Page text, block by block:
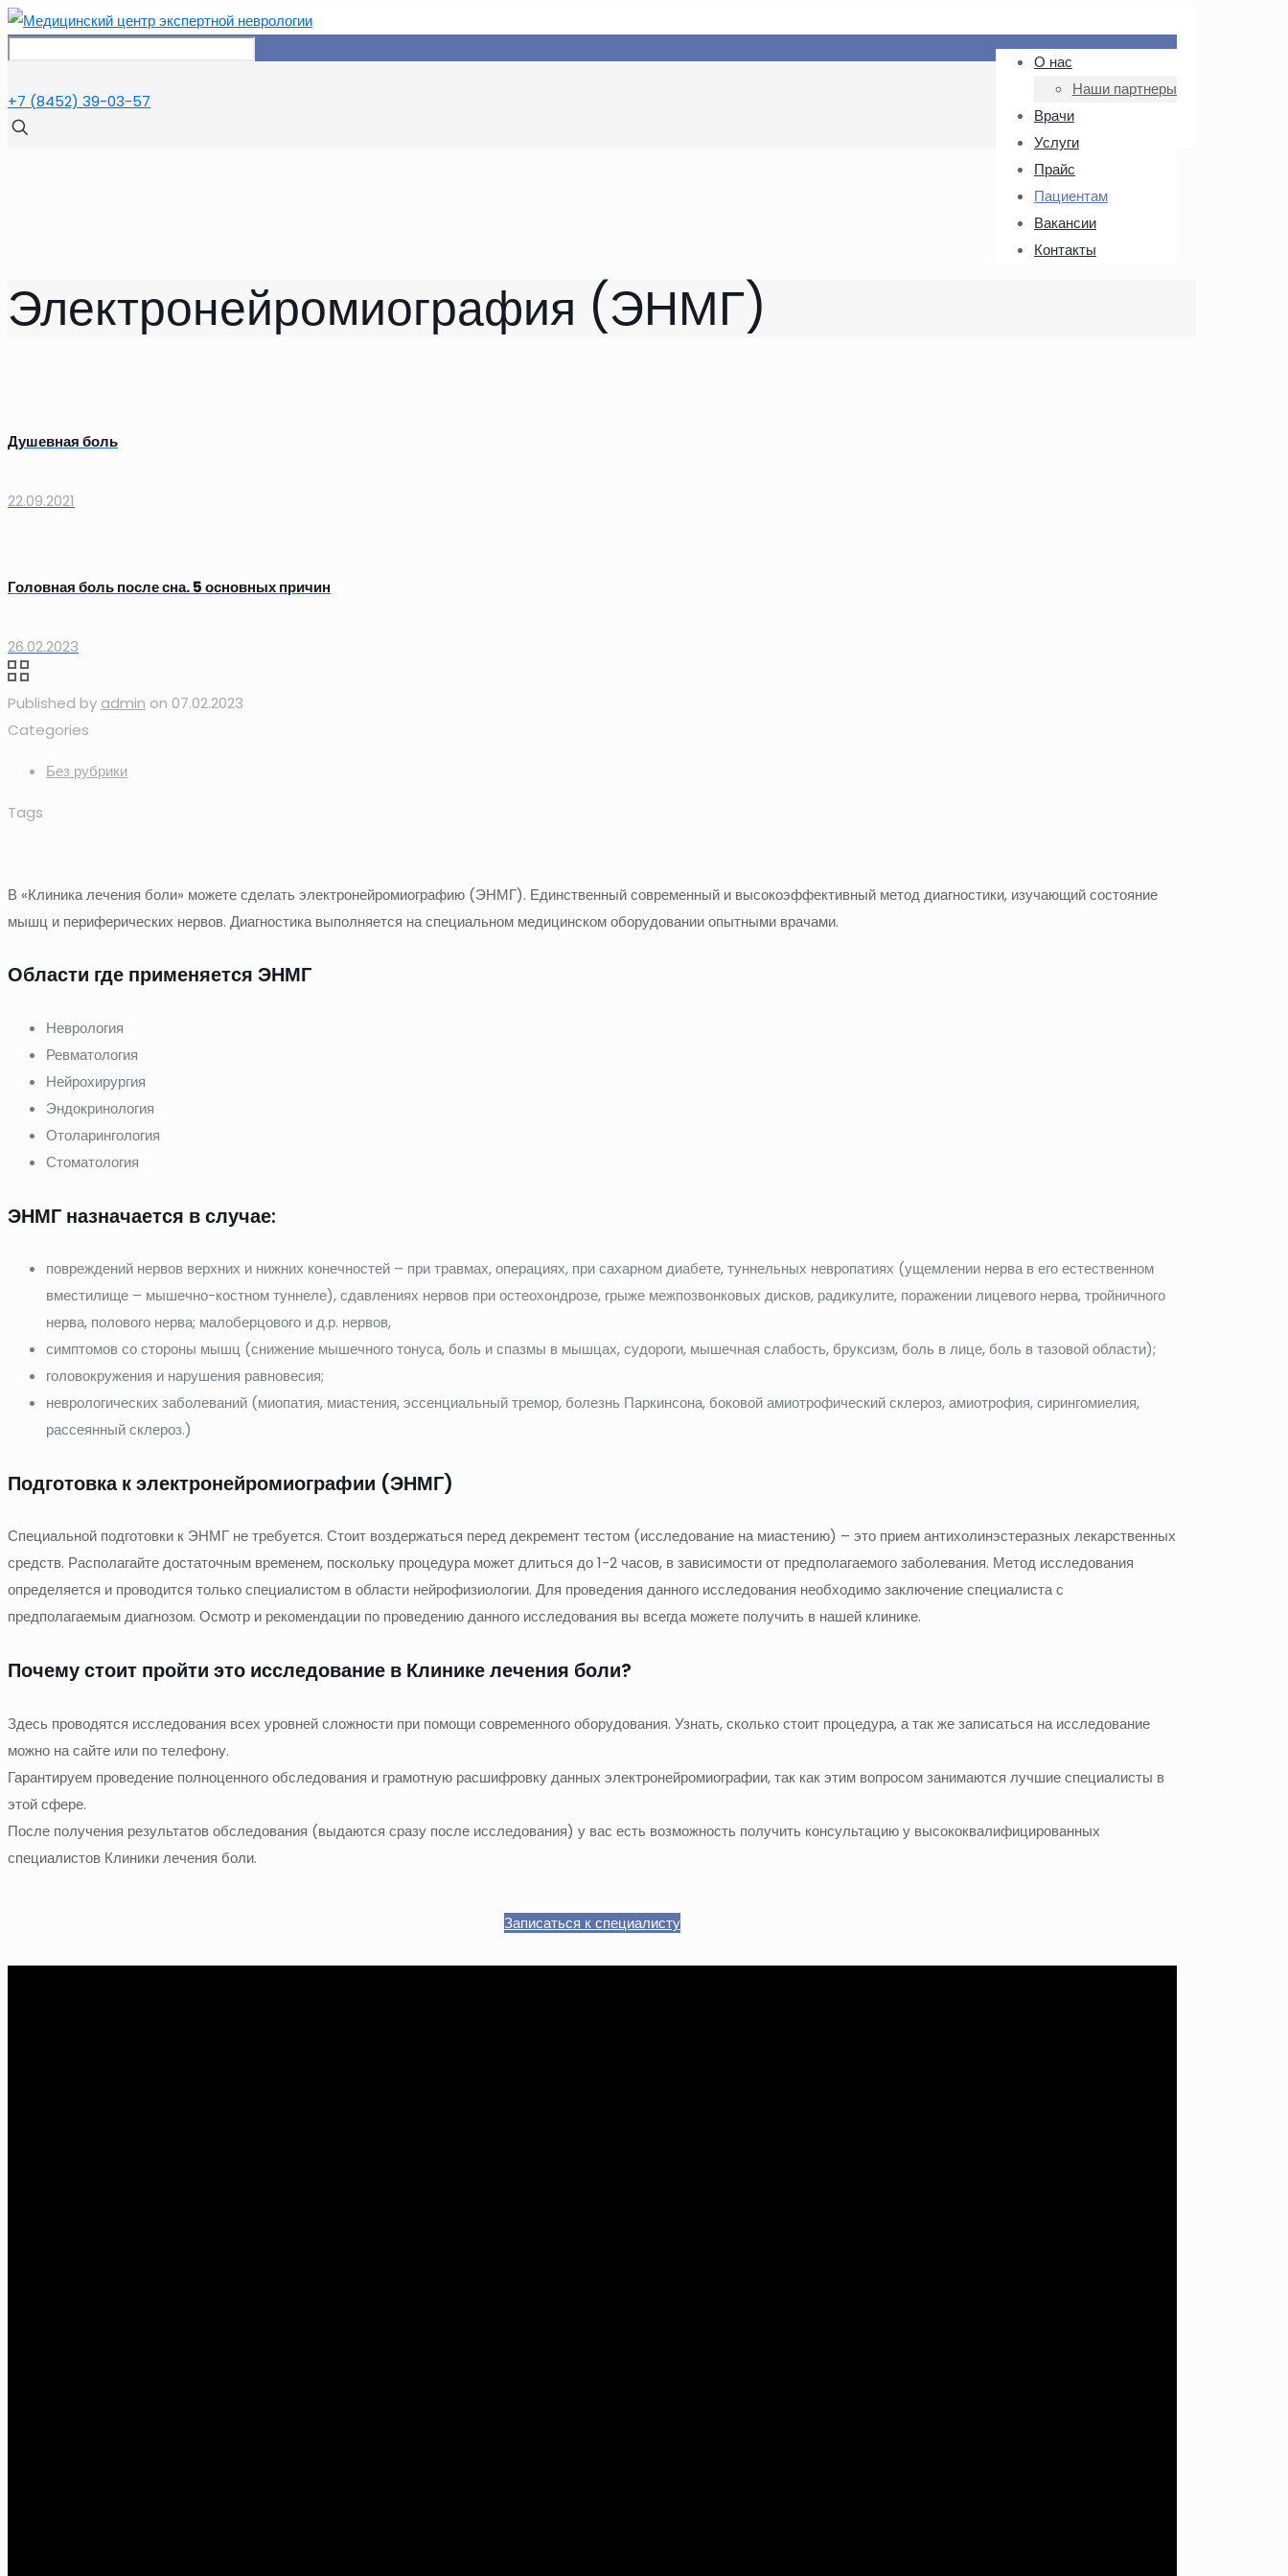
О нас
Наши партнеры
Врачи
Услуги
Прайс
Пациентам
Вакансии
Контакты
+7 (8452) 39-03-57
Электронейромиография (ЭНМГ)
Душевная боль
22.09.2021
Головная боль после сна. 5 основных причин
26.02.2023
Published by admin on 07.02.2023
Categories
Без рубрики
Tags
В «Клиника лечения боли» можете сделать электронейромиографию (ЭНМГ). Единственный современный и высокоэффективный метод диагностики, изучающий состояние
мышц и периферических нервов. Диагностика выполняется на специальном медицинском оборудовании опытными врачами.
Области где применяется ЭНМГ
Неврология
Ревматология
Нейрохирургия
Эндокринология
Отоларингология
Стоматология
ЭНМГ назначается в случае:
повреждений нервов верхних и нижних конечностей – при травмах, операциях, при сахарном диабете, туннельных невропатиях (ущемлении нерва в его естественном
вместилище – мышечно-костном туннеле), сдавлениях нервов при остеохондрозе, грыже межпозвонковых дисков, радикулите, поражении лицевого нерва, тройничного
нерва, полового нерва; малоберцового и д.р. нервов,
симптомов со стороны мышц (снижение мышечного тонуса, боль и спазмы в мышцах, судороги, мышечная слабость, бруксизм, боль в лице, боль в тазовой области);
головокружения и нарушения равновесия;
неврологических заболеваний (миопатия, миастения, эссенциальный тремор, болезнь Паркинсона, боковой амиотрофический склероз, амиотрофия, сирингомиелия,
рассеянный склероз.)
Подготовка к электронейромиографии (ЭНМГ)
Специальной подготовки к ЭНМГ не требуется. Стоит воздержаться перед декремент тестом (исследование на миастению) – это прием антихолинэстеразных лекарственных
средств. Располагайте достаточным временем, поскольку процедура может длиться до 1-2 часов, в зависимости от предполагаемого заболевания. Метод исследования
определяется и проводится только специалистом в области нейрофизиологии. Для проведения данного исследования необходимо заключение специалиста с
предполагаемым диагнозом. Осмотр и рекомендации по проведению данного исследования вы всегда можете получить в нашей клинике.
Почему стоит пройти это исследование в Клинике лечения боли?
Здесь проводятся исследования всех уровней сложности при помощи современного оборудования. Узнать, сколько стоит процедура, а так же записаться на исследование
можно на сайте или по телефону.
Гарантируем проведение полноценного обследования и грамотную расшифровку данных электронейромиографии, так как этим вопросом занимаются лучшие специалисты в
этой сфере.
После получения результатов обследования (выдаются сразу после исследования) у вас есть возможность получить консультацию у высококвалифицированных
специалистов Клиники лечения боли.
Записаться к специалисту